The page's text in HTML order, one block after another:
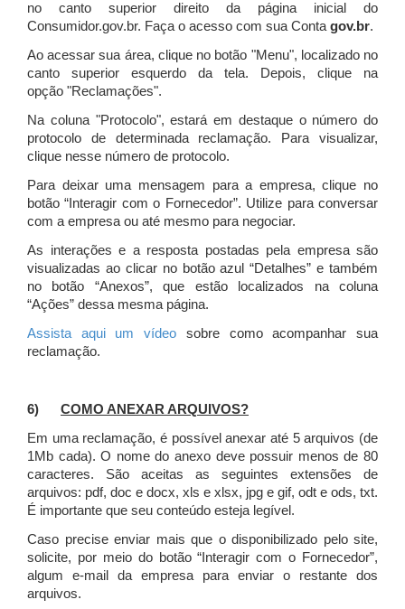
no canto superior direito da página inicial do
Consumidor.gov.br. Faça o acesso com sua Contagov.br.
Ao acessar sua área, clique no botão "Menu", localizado no
canto superior esquerdo da tela. Depois, clique na
opção "Reclamações".
Na coluna "Protocolo", estará em destaque o número do
protocolo de determinada reclamação. Para visualizar,
clique nesse número de protocolo.
Para deixar uma mensagem para a empresa, clique no
botão “Interagir com o Fornecedor”. Utilize para conversar
com a empresa ou até mesmo para negociar.
As interações e a resposta postadas pela empresa são
visualizadas ao clicar no botão azul “Detalhes” e também
no botão “Anexos”, que estão localizados na coluna
“Ações” dessa mesma página.
Assista aqui um vídeo sobre como acompanhar sua
reclamação.
6) COMO ANEXAR ARQUIVOS?
Em uma reclamação, é possível anexar até 5 arquivos (de
1Mb cada). O nome do anexo deve possuir menos de 80
caracteres. São aceitas as seguintes extensões de
arquivos: pdf, doc e docx, xls e xlsx, jpg e gif, odt e ods, txt.
É importante que seu conteúdo esteja legível.
Caso precise enviar mais que o disponibilizado pelo site,
solicite, por meio do botão “Interagir com o Fornecedor”,
algum e-mail da empresa para enviar o restante dos
arquivos.